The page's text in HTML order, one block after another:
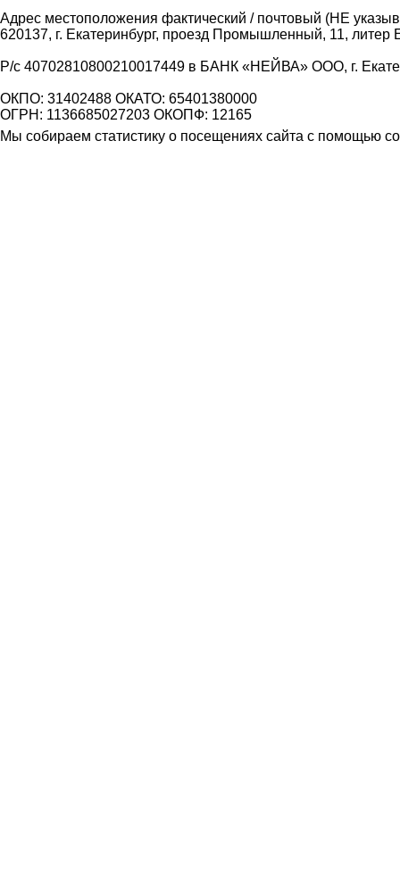
Адрес местоположения фактический / почтовый (НЕ
620137, г. Екатеринбург, проезд Промышленный, 11, литер
Р/с 40702810800210017449 в БАНК «НЕЙВА» ООО, г.
ОКПО: 31402488 ОКАТО: 65401380000
ОГРН: 1136685027203 ОКОПФ: 12165
Мы собираем статистику о посещениях сайта с помощью